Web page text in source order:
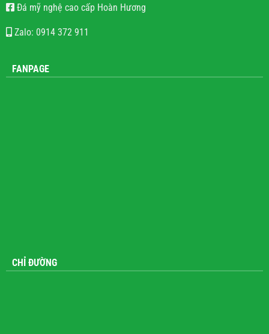
Làng Nghề Đá Ninh Vân- Hoa Lư- Ninh Bình
Đá mỹ nghệ cao cấp Hoàn Hương